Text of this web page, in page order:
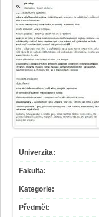
«
Univerzita:
Fakulta:
Kategorie:
Předmět: